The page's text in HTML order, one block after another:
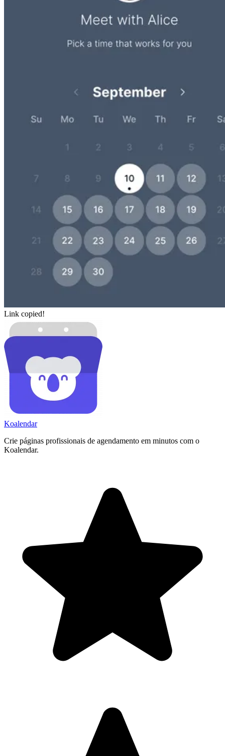
Link copied!
Koalendar
Crie páginas profissionais de agendamento em minutos com o
Koalendar.